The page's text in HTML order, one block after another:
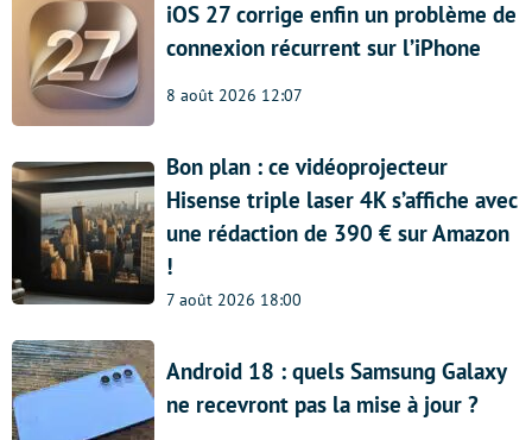
iOS 27 corrige enfin un problème de
connexion récurrent sur l’iPhone
8 août 2026 12:07
Bon plan : ce vidéoprojecteur
Hisense triple laser 4K s’affiche avec
une rédaction de 390 € sur Amazon
!
7 août 2026 18:00
Android 18 : quels Samsung Galaxy
ne recevront pas la mise à jour ?